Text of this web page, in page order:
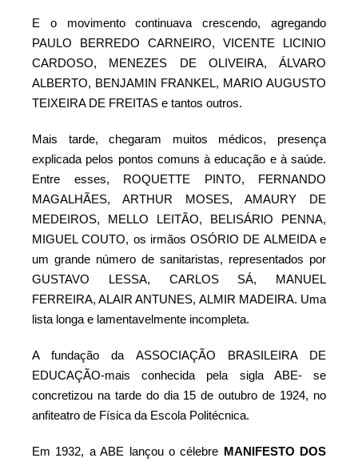
E o movimento continuava crescendo, agregando
PAULO BERREDO CARNEIRO, VICENTE LICINIO
CARDOSO, MENEZES DE OLIVEIRA, ÁLVARO
ALBERTO, BENJAMIN FRANKEL, MARIO AUGUSTO
TEIXEIRA DE FREITAS e tantos outros.
Mais tarde, chegaram muitos médicos, presença
explicada pelos pontos comuns à educação e à saúde.
Entre esses, ROQUETTE PINTO, FERNANDO
MAGALHÃES, ARTHUR MOSES, AMAURY DE
MEDEIROS, MELLO LEITÃO, BELISÁRIO PENNA,
MIGUEL COUTO, os irmãos OSÓRIO DE ALMEIDA e
um grande número de sanitaristas, representados por
GUSTAVO LESSA, CARLOS SÁ, MANUEL
FERREIRA, ALAIR ANTUNES, ALMIR MADEIRA. Uma
lista longa e lamentavelmente incompleta.
A fundação da ASSOCIAÇÃO BRASILEIRA DE
EDUCAÇÃO-mais conhecida pela sigla ABE- se
concretizou na tarde do dia 15 de outubro de 1924, no
anfiteatro de Física da Escola Politécnica.
Em 1932, a ABE lançou o célebre MANIFESTO DOS